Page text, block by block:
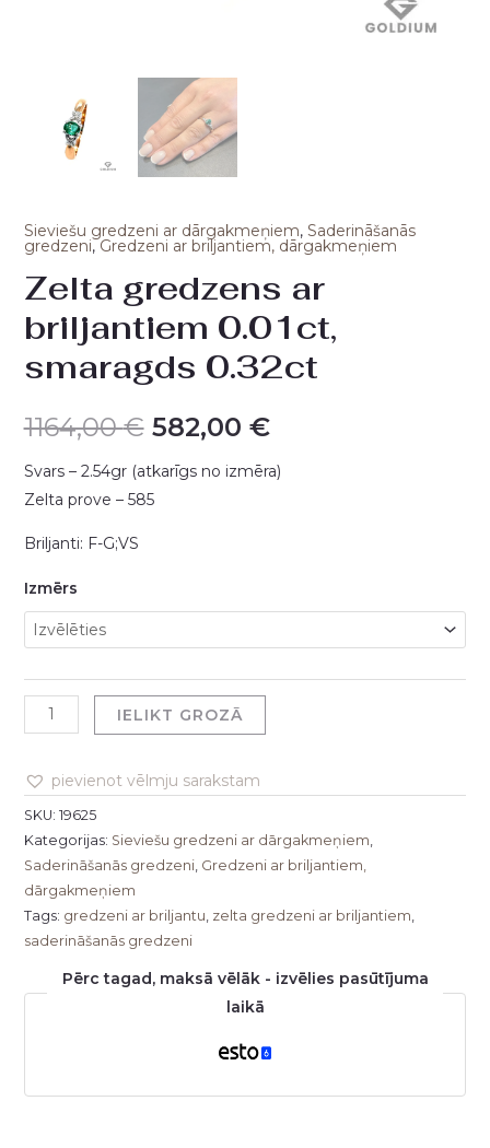
Sieviešu gredzeni ar dārgakmeņiem, Saderināšanās
gredzeni,Gredzeni ar briljantiem, dārgakmeņiem
Zelta gredzens ar
briljantiem 0.01ct,
smaragds 0.32ct
1164,00€ 582,00 €
Svars – 2.54gr (atkarīgs no izmēra)
Zelta prove – 585
Briljanti: F-G;VS
Izmērs
IELIKT GROZĀ
pievienot vēlmju sarakstam
SKU: 19625
Kategorijas: Sieviešu gredzeni ar dārgakmeņiem,
Saderināšanās gredzeni, Gredzeni ar briljantiem,
dārgakmeņiem
Tags: gredzeni ar briljantu, zelta gredzeni ar briljantiem,
saderināšanās gredzeni
Pērc tagad, maksā vēlāk - izvēlies pasūtījuma
laikā